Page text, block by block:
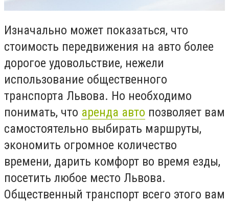
Изначально может показаться, что
стоимость передвижения на авто более
дорогое удовольствие, нежели
использование общественного
транспорта Львова. Но необходимо
понимать, что аренда авто позволяет вам
самостоятельно выбирать маршруты,
экономить огромное количество
времени, дарить комфорт во время езды,
посетить любое место Львова.
Общественный транспорт всего этого вам